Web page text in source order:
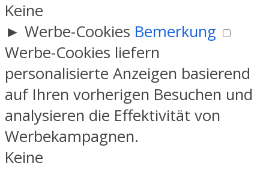
Keine
► Werbe-Cookies Bemerkung
Werbe-Cookies liefern
personalisierte Anzeigen basierend
auf Ihren vorherigen Besuchen und
analysieren die Effektivität von
Werbekampagnen.
Keine